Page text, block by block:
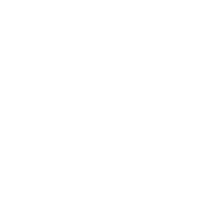
させていただ
了承ください。
をご了承くださ
御機器販売店・
ず変更すること
1000ppm以下、
下、フタル酸ジブチ
) : 1000ppm、
、
貨物等」とい
要な手段を講じ
これらの製造装